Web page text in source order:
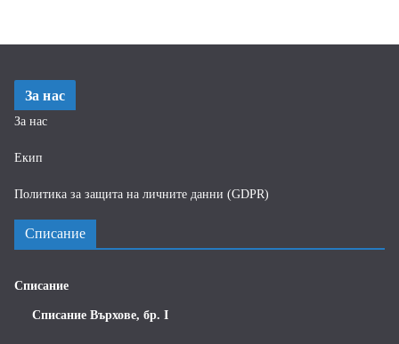
За нас
За нас
Екип
Политика за защита на личните данни (GDPR)
Списание
Списание
Списание Върхове, бр. I